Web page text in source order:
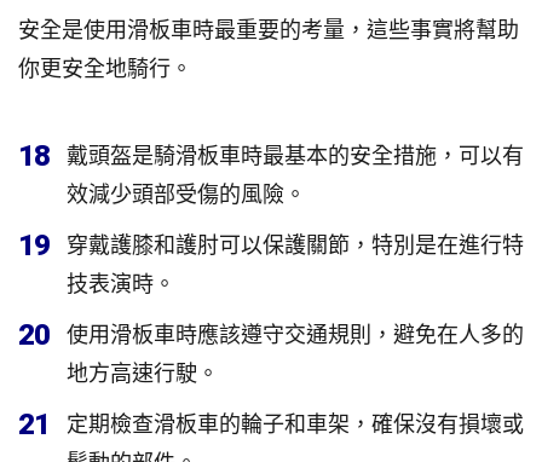
安全是使用滑板車時最重要的考量，這些事實將幫助
你更安全地騎行。
18
戴頭盔是騎滑板車時最基本的安全措施，可以有
效減少頭部受傷的風險。
19
穿戴護膝和護肘可以保護關節，特別是在進行特
技表演時。
20
使用滑板車時應該遵守交通規則，避免在人多的
地方高速行駛。
21
定期檢查滑板車的輪子和車架，確保沒有損壞或